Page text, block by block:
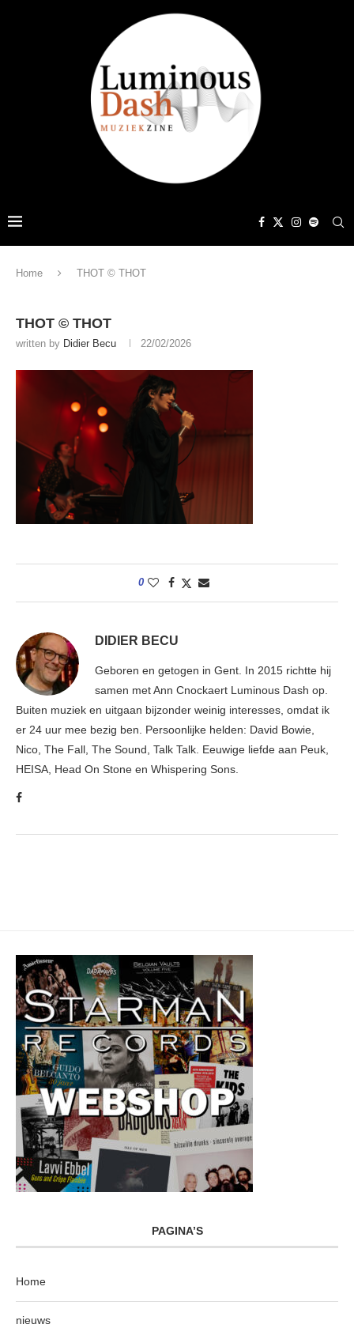
Home THOT © THOT
THOT © THOT
written by Didier Becu 22/02/2026
0
DIDIER BECU
Geboren en getogen in Gent. In 2015 richtte hij
samen met Ann Cnockaert Luminous Dash op.
Buiten muziek en uitgaan bijzonder weinig interesses, omdat ik
er 24 uur mee bezig ben. Persoonlijke helden: David Bowie,
Nico, The Fall, The Sound, Talk Talk. Eeuwige liefde aan Peuk,
HEISA, Head On Stone en Whispering Sons.
PAGINA’S
Home
nieuws